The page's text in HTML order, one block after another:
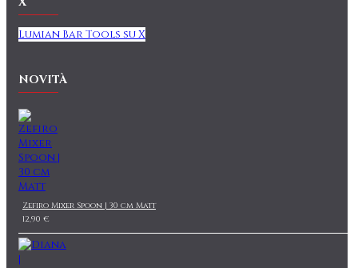
Lumian Bar Tools su X
NOVITÀ
Zefiro Mixer Spoon | 30 cm Matt
12,90 €